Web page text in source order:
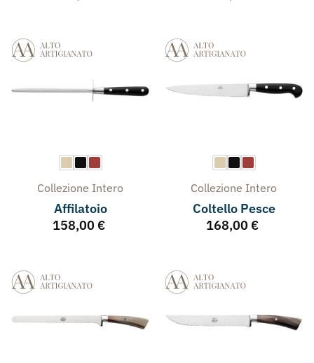
Collezione Intero
Affilatoio
158,00 €
Collezione Intero
Coltello Pesce
168,00 €